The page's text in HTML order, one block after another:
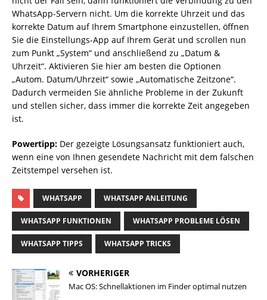
WhatsApp-Servern nicht. Um die korrekte Uhrzeit und das
korrekte Datum auf Ihrem Smartphone einzustellen, öffnen
Sie die Einstellungs-App auf Ihrem Gerät und scrollen nun
zum Punkt „System“ und anschließend zu „Datum &
Uhrzeit“. Aktivieren Sie hier am besten die Optionen
„Autom. Datum/Uhrzeit“ sowie „Automatische Zeitzone“.
Dadurch vermeiden Sie ähnliche Probleme in der Zukunft
und stellen sicher, dass immer die korrekte Zeit angegeben
ist.
Powertipp: Der gezeigte Lösungsansatz funktioniert auch,
wenn eine von Ihnen gesendete Nachricht mit dem falschen
Zeitstempel versehen ist.
WHATSAPP WHATSAPP ANLEITUNG
WHATSAPP FUNKTIONEN WHATSAPP PROBLEME LÖSEN
WHATSAPP TIPPS WHATSAPP TRICKS
VORHERIGER
Mac OS: Schnellaktionen im Finder optimal nutzen